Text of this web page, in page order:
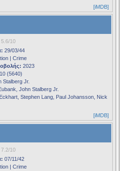
[iMDB]
5.6/10
29/03/44
| Crime
2023
(5640)
Stalberg Jr.
John Stalberg Jr.
Stephen Lang, Paul Johansson, Nick
[iMDB]
7.2/10
07/11/42
| Crime